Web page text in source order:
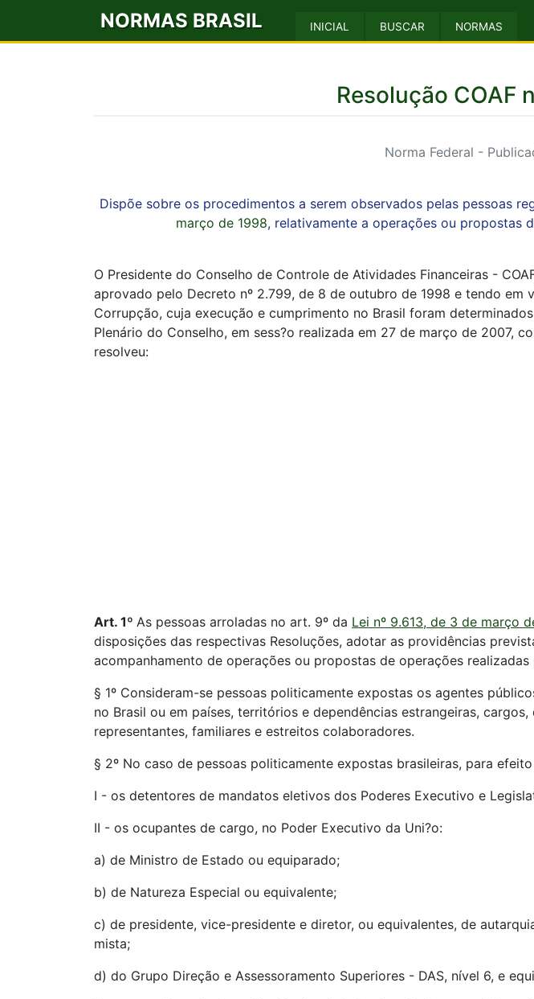
NORMAS BRASIL INICIAL BUSCAR NORMAS
Resolução COAF
Norma Federal -
Dispõe sobre os procedimentos a serem observados pelas pessoas
março de 1998, relativamente a operações ou propostas
O Presidente do Conselho de Controle de Atividades Financeiras -
aprovado pelo Decreto nº 2.799, de 8 de outubro de 1998 e tendo
Corrupção, cuja execução e cumprimento no Brasil foram
Plenário do Conselho, em sess?o realizada em 27 de março de 2007,
resolveu:
Art. 1º As pessoas arroladas no art. 9º da Lei nº 9.613, de 3 de março
disposições das respectivas Resoluções, adotar as providências
acompanhamento de operações ou propostas de operações
§ 1º Consideram-se pessoas politicamente expostas os agentes
no Brasil ou em países, territórios e dependências estrangeiras,
representantes, familiares e estreitos colaboradores.
§ 2º No caso de pessoas politicamente expostas brasileiras, para
I - os detentores de mandatos eletivos dos Poderes Executivo e
II - os ocupantes de cargo, no Poder Executivo da Uni?o:
a) de Ministro de Estado ou equiparado;
b) de Natureza Especial ou equivalente;
c) de presidente, vice-presidente e diretor, ou equivalentes, de
mista;
d) do Grupo Direção e Assessoramento Superiores - DAS, nível 6, e